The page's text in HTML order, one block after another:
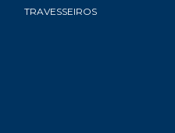
TRAVESSEIROS